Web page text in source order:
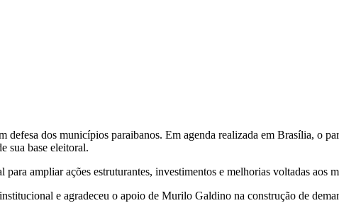
defesa dos municípios paraibanos. Em agenda realizada em Brasília, o
sua base eleitoral.
ampliar ações estruturantes, investimentos e melhorias voltadas aos
e agradeceu o apoio de Murilo Galdino na construção de